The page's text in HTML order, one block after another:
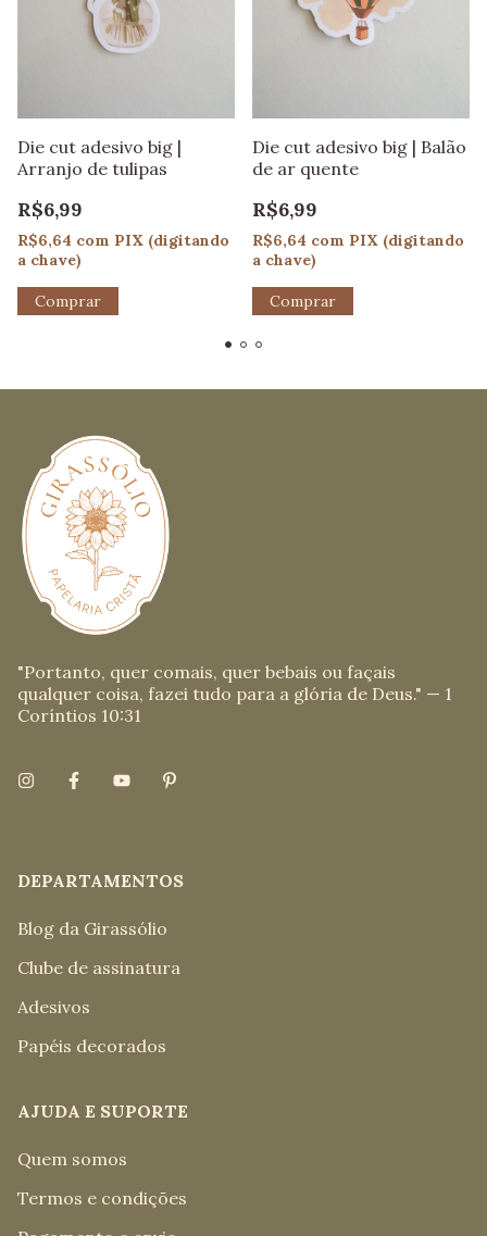
Die cut adesivo big |
Arranjo de tulipas
R$6,99
R$6,64 com PIX (digitando
a chave)
Die cut adesivo big | Balão
de ar quente
R$6,99
R$6,64 com PIX (digitando
a chave)
"Portanto, quer comais, quer bebais ou façais
qualquer coisa, fazei tudo para a glória de Deus." — 1
Coríntios 10:31
DEPARTAMENTOS
Blog da Girassólio
Clube de assinatura
Adesivos
Papéis decorados
AJUDA E SUPORTE
Quem somos
Termos e condições